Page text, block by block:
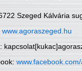
Szeged Kálvária
www.agoraszeged.hu